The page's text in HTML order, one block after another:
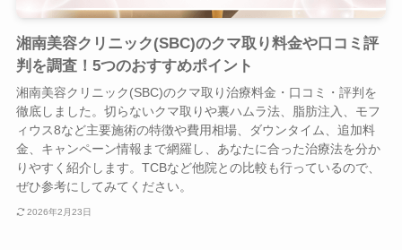
湘南美容クリニック(SBC)のクマ取り料金や口コミ評
判を調査！5つのおすすめポイント
湘南美容クリニック(SBC)のクマ取り治療料金・口コミ・評判を
徹底しました。切らないクマ取りや裏ハムラ法、脂肪注入、モフ
ィウス8など主要施術の特徴や費用相場、ダウンタイム、追加料
金、キャンペーン情報まで網羅し、あなたに合った治療法を分か
りやすく紹介します。TCBなど他院との比較も行っているので、
ぜひ参考にしてみてください。
2026年2月23日